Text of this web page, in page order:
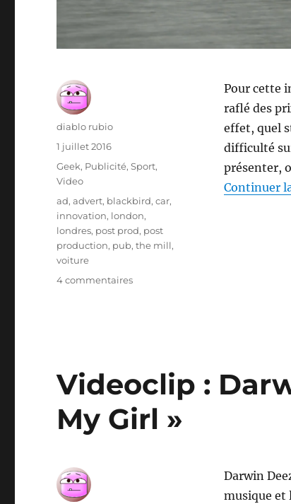
Pour cette
raflé des
effet, quel
difficulté
présenter,
Continuer
Auteur
diablo rubio
Publié
le
1 juillet 2016
Catégories
Geek, Publicité,Sport,
Video
Étiquettes
ad,advert, blackbird,car,
innovation, london,
londres, post prod, post
production, pub,the mill,
voiture
4 commentairessur
voiture
pour
les
pubs
Videoclip :
My Girl »
Darwin
musique et